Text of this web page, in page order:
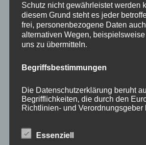
Aktuelle Fakten und
Aktuelles vom MP
Allgemein
Naturfoto-Blog
Training und Coaching
NEUESTE BEITRÄGE
Schutz nicht gewährleistet werden
diesem Grund steht es jeder
frei, personenbezogene Daten
alternativen Wegen,
uns zu übermitteln.
Begriffsbestimmungen
Die Datenschutzerklärung beruht
Begrifflichkeiten, die durch den
Richtlinien- und Verordnungsgeber
soll sowohl für die Öffentlichkeit als
Essenziell